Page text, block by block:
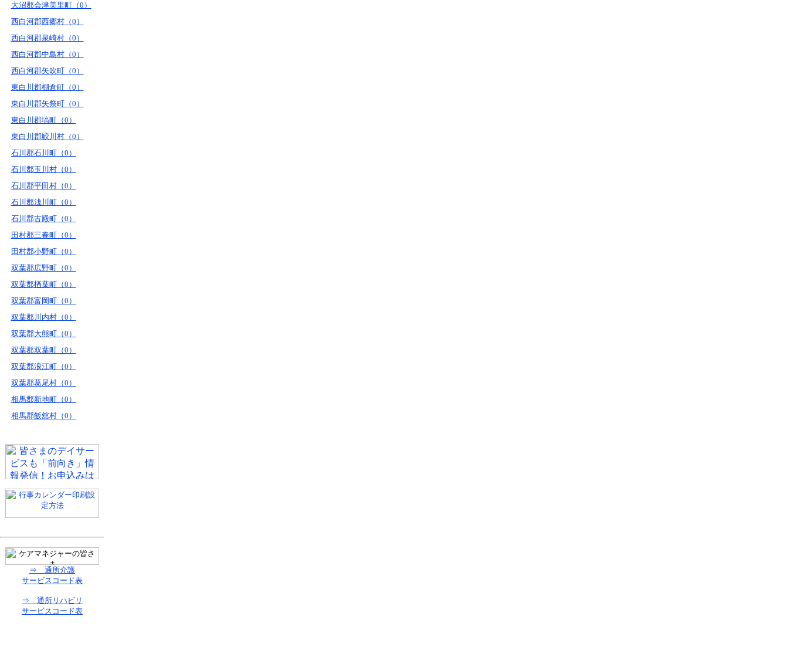
大沼郡会津美里町（0）
西白河郡西郷村（0）
西白河郡泉崎村（0）
西白河郡中島村（0）
西白河郡矢吹町（0）
東白川郡棚倉町（0）
東白川郡矢祭町（0）
東白川郡塙町（0）
東白川郡鮫川村（0）
石川郡石川町（0）
石川郡玉川村（0）
石川郡平田村（0）
石川郡浅川町（0）
石川郡古殿町（0）
田村郡三春町（0）
田村郡小野町（0）
双葉郡広野町（0）
双葉郡楢葉町（0）
双葉郡富岡町（0）
双葉郡川内村（0）
双葉郡大熊町（0）
双葉郡双葉町（0）
双葉郡浪江町（0）
双葉郡葛尾村（0）
相馬郡新地町（0）
相馬郡飯舘村（0）
⇒ 通所介護
サービスコード表
⇒ 通所リハビリ
サービスコード表